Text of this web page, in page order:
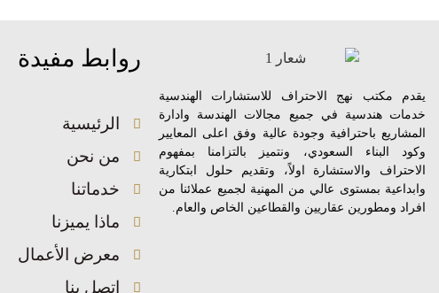
يقدم مكتب نهج الاحتراف للاستشارات الهندسية
خدمات هندسية في جميع مجالات الهندسة وادارة
المشاريع باحترافية وجودة عالية وفق اعلى المعايير
وكود البناء السعودي، ونتميز بالتزامنا بمفهوم
الاحتراف والاستشارة اولاً، وتقديم حلول ابتكارية
وابداعية بمستوى عالي من المهنية لجميع عملائنا من
افراد ومطورين عقاريين والقطاعين الخاص والعام.
روابط مفيدة
الرئيسية
من نحن
خدماتنا
ماذا يميزنا
معرض الأعمال
اتصل بنا